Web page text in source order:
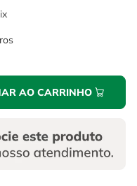
AO CARRINHO